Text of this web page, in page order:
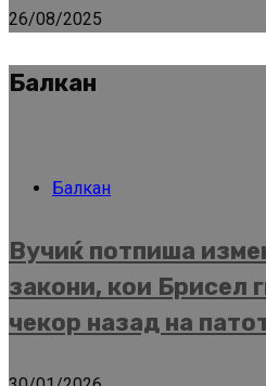
26/08/2025
Балкан
Балкан
Вучиќ потпиша
закони, кои Брисел
чекор назад на